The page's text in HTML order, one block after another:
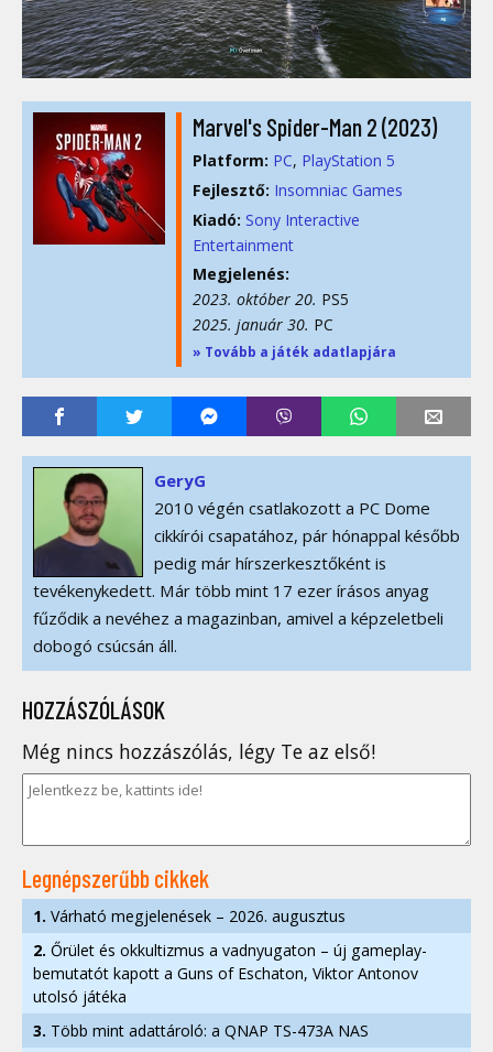
Marvel's Spider-Man 2 (2023)
Platform: PC PlayStation 5
Fejlesztő: Insomniac Games
Kiadó: Sony Interactive
Entertainment
Megjelenés:
2023. október 20. PS5
2025. január 30. PC
» Tovább a játék adatlapjára
GeryG
2010 végén csatlakozott a PC Dome
cikkírói csapatához, pár hónappal később
pedig már hírszerkesztőként is
tevékenykedett. Már több mint 17 ezer írásos anyag
fűződik a nevéhez a magazinban, amivel a képzeletbeli
dobogó csúcsán áll.
HOZZÁSZÓLÁSOK
Még nincs hozzászólás, légy Te az első!
Legnépszerűbb cikkek
1. Várható megjelenések – 2026. augusztus
2. Őrület és okkultizmus a vadnyugaton – új gameplay-
bemutatót kapott a Guns of Eschaton, Viktor Antonov
utolsó játéka
3. Több mint adattároló: a QNAP TS-473A NAS